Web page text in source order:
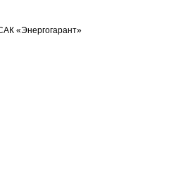
«Энергогарант»